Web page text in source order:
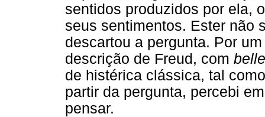
sentidos produzidos por ela,
seus sentimentos. Ester não
descartou a pergunta. Por
descrição de Freud, com
de histérica clássica, tal
partir da pergunta, percebi
pensar.